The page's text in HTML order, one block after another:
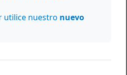
de
2S9mSyu
Madrid,
utilice nuestro nuevo